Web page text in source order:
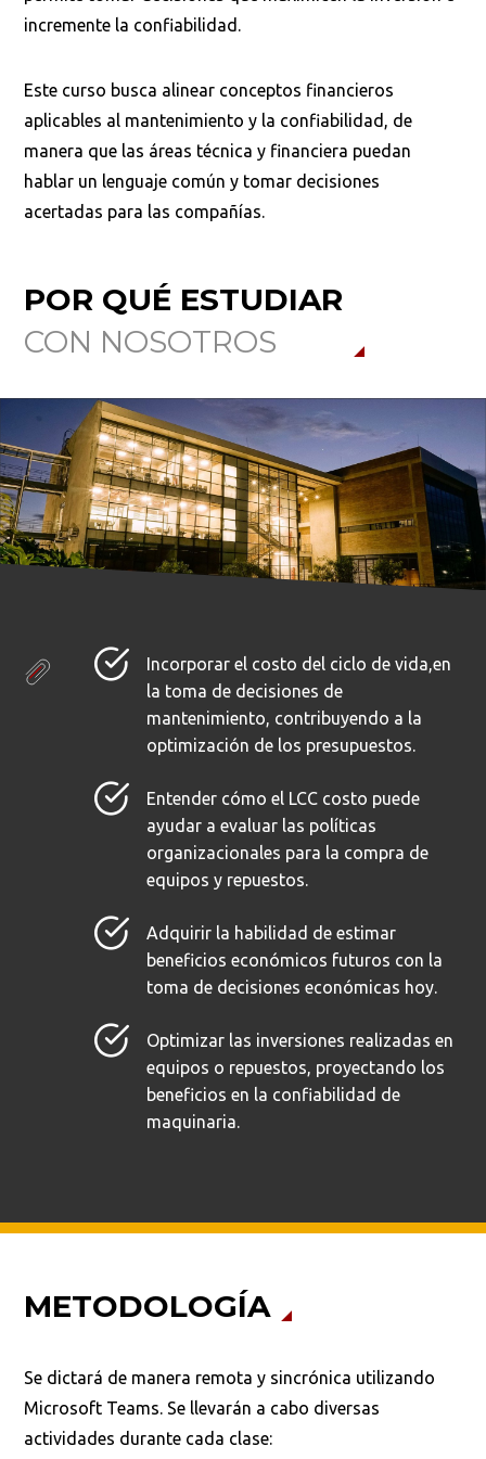
incremente la confiabilidad.
Este curso busca alinear conceptos financieros
aplicables al mantenimiento y la confiabilidad, de
manera que las áreas técnica y financiera puedan
hablar un lenguaje común y tomar decisiones
acertadas para las compañías.
POR QUÉ ESTUDIAR
CON NOSOTROS
Incorporar el costo del ciclo de vida,en
la toma de decisiones de
mantenimiento, contribuyendo a la
optimización de los presupuestos.
Entender cómo el LCC costo puede
ayudar a evaluar las políticas
organizacionales para la compra de
equipos y repuestos.
Adquirir la habilidad de estimar
beneficios económicos futuros con la
toma de decisiones económicas hoy.
Optimizar las inversiones realizadas en
equipos o repuestos, proyectando los
beneficios en la confiabilidad de
maquinaria.
METODOLOGÍA
Se dictará de manera remota y sincrónica utilizando
Microsoft Teams. Se llevarán a cabo diversas
actividades durante cada clase: